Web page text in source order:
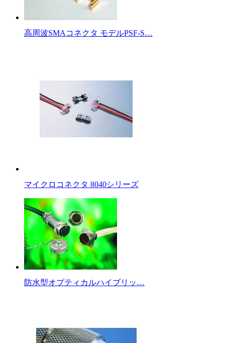
高周波SMAコネクタ モデルPSF-S…
マイクロコネクタ 8040シリーズ
防水型オプティカルハイブリッ…